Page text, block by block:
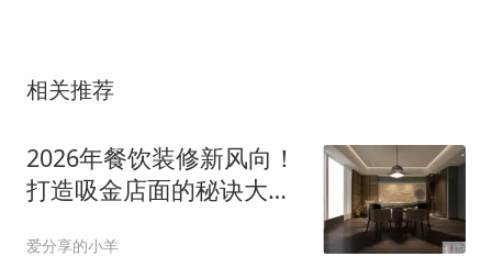
相关推荐
2026年餐饮装修新风向！
打造吸金店面的秘诀大揭
爱分享的小羊